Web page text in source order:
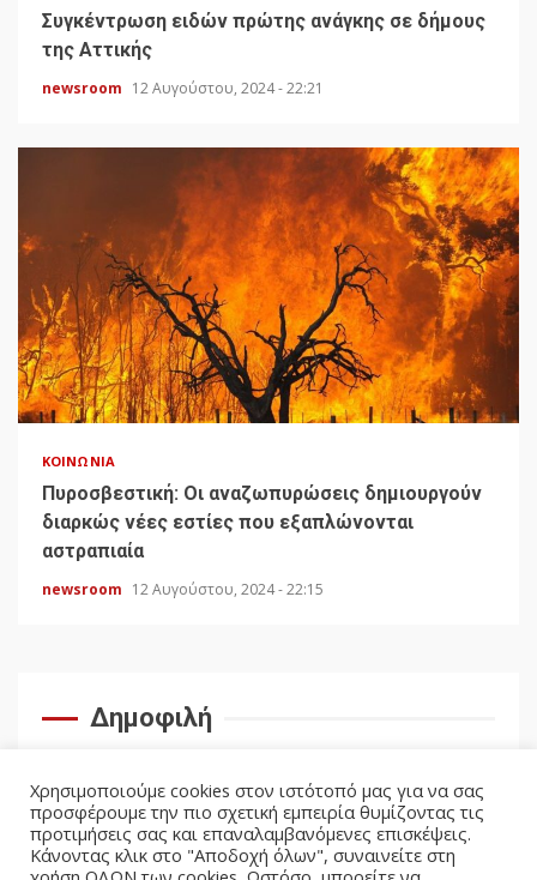
Συγκέντρωση ειδών πρώτης ανάγκης σε δήμους
της Αττικής
newsroom 12 Αυγούστου, 2024 - 22:21
ΚΟΙΝΩΝΊΑ
Πυροσβεστική: Οι αναζωπυρώσεις δημιουργούν
διαρκώς νέες εστίες που εξαπλώνονται
αστραπιαία
newsroom 12 Αυγούστου, 2024 - 22:15
Δημοφιλή
Χρησιμοποιούμε cookies στον ιστότοπό μας για να σας
προσφέρουμε την πιο σχετική εμπειρία θυμίζοντας τις
προτιμήσεις σας και επαναλαμβανόμενες επισκέψεις.
Κάνοντας κλικ στο "Αποδοχή όλων", συναινείτε στη